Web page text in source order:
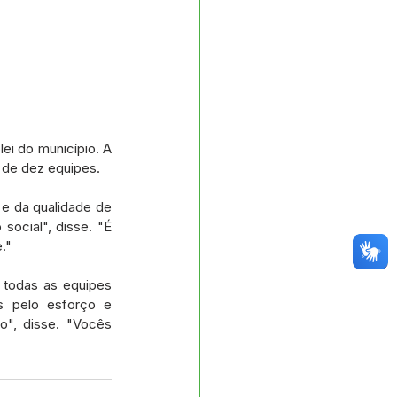
do município. A
dez equipes.
da qualidade de
social", disse. "É
as equipes
pelo esforço e
disse. "Vocês